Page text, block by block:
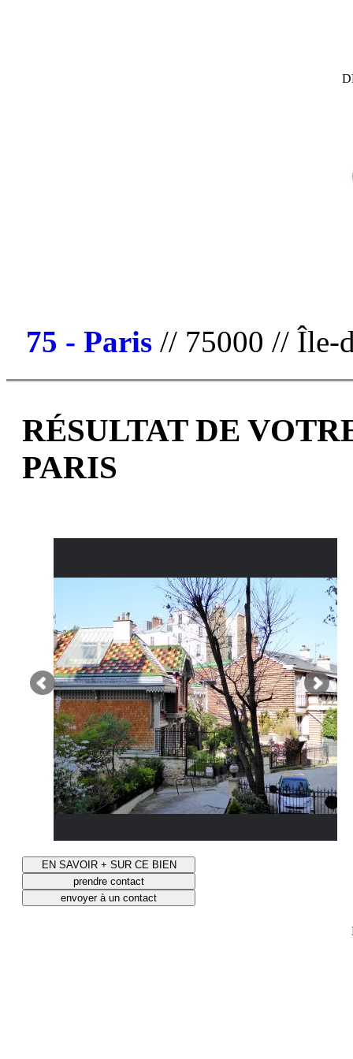
75 - Paris // 75000 // Île-
RÉSULTAT DE
PARIS
EN SAVOIR + SUR CE BIEN
prendre contact
envoyer à un contact